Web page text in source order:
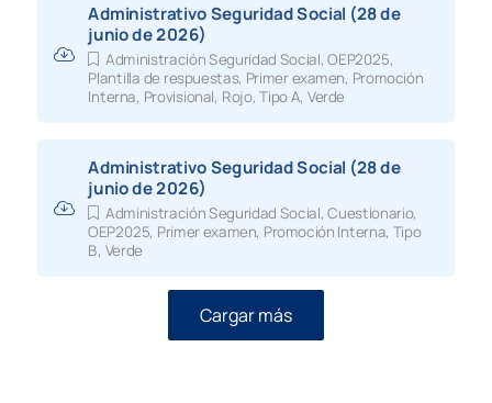
Administrativo Seguridad Social (28 de
junio de 2026)
Administración Seguridad Social,OEP2025,
Plantilla de respuestas, Primer examen, Promoción
Interna, Provisional, Rojo,Tipo A, Verde
Administrativo Seguridad Social (28 de
junio de 2026)
Administración Seguridad Social,Cuestionario,
OEP2025, Primer examen, Promoción Interna, Tipo
B, Verde
Cargar más